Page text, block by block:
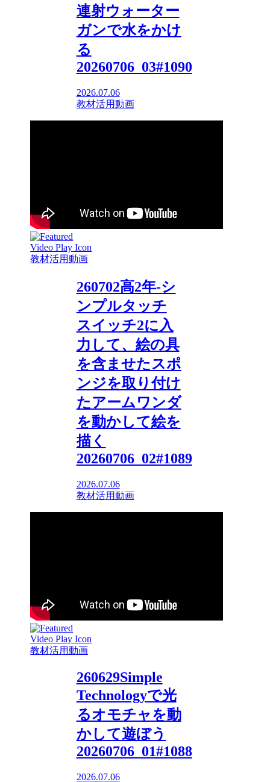
連射ウォーター
ガンで水をかけ
る
20260706_03#1090
2026.07.06
教材活用動画
教材活用動画
260702高2年-シ
ンプルタッチ
スイッチ2に入
力して、絵の具
を含ませたスポ
ンジを取り付け
たアームワンダ
を動かして絵を
描く
20260706_02#1089
2026.07.06
教材活用動画
教材活用動画
260629Simple
Technologyで光
るオモチャを動
かして遊ぼう
20260706_01#1088
2026.07.06